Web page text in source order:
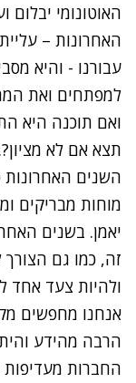
האוטונומי
האחרונות –
עבורנו - והיא
למפתחים ואת
ואם תוכנה היא
תצא אם לא
מוחות מבריקים
יאמן. בשנים
זה, כמו גם הצורך
ולהיות צעד אחד
אנחנו מחפשים
הרבה מהידע
החברות